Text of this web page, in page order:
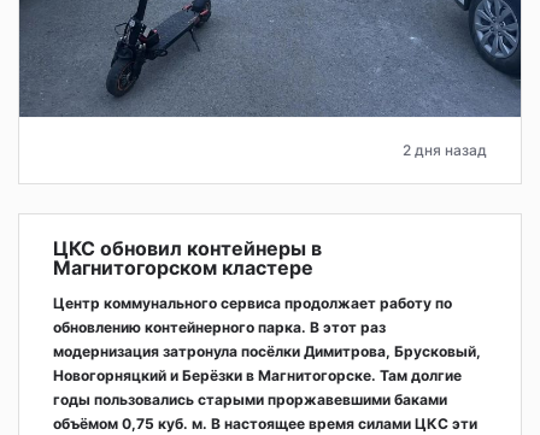
2 дня назад
ЦКС обновил контейнеры в
Магнитогорском кластере
Центр коммунального сервиса продолжает работу по
обновлению контейнерного парка. В этот раз
модернизация затронула посёлки Димитрова, Брусковый,
Новогорняцкий и Берёзки в Магнитогорске. Там долгие
годы пользовались старыми проржавевшими баками
объёмом 0,75 куб. м. В настоящее время силами ЦКС эти